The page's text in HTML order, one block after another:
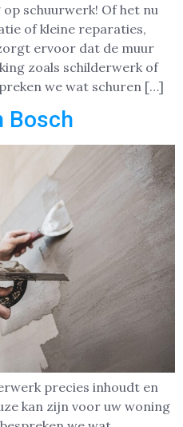
schuurwerk! Of het nu
of kleine reparaties,
ervoor dat de muur
zoals schilderwerk of
we wat schuren […]
Bosch
precies inhoudt en
kan zijn voor uw woning